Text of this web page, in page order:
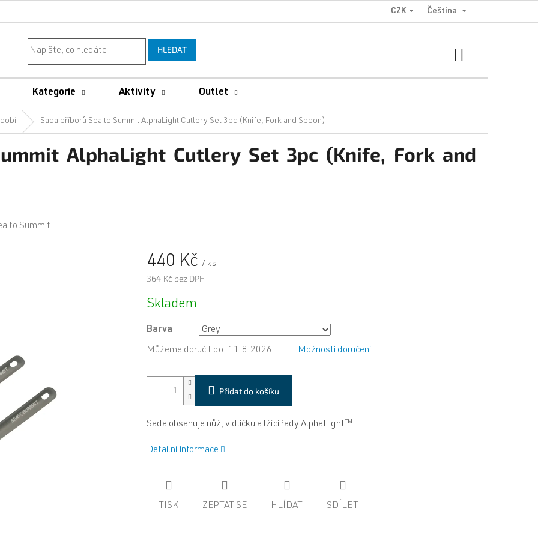
CZK Čeština
HLEDAT
Kategorie Aktivity Outlet
Sada příborů Sea to Summit AlphaLight Cutlery Set 3pc (Knife, Fork and Spoon)
AlphaLight Cutlery Set 3pc (Knife, Fork and
to Summit
440 Kč / ks
364 Kč bez DPH
Měrná
Skladem
Barva
Můžeme doručit do: 11.8.2026 Možnosti doručení
Přidat do košíku
Sada obsahuje nůž, vidličku a lžíci řady AlphaLight™
Detailní informace
TISK ZEPTAT SE HLÍDAT SDÍLET